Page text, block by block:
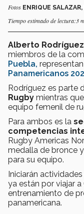
Fotos ENRIQUE SALAZAR,
Tiempo estimado de lectura:3
Alberto
miembros de la
Puebla,
Panamericanos
Rodríguez es parte
Rugby mientras
equipo femenil de
Para ambos es la
competencias
Rugby Americas
medalla de bronce
para su equipo.
Iniciarán
ya están por viajar
entrenamiento de
panamericana.